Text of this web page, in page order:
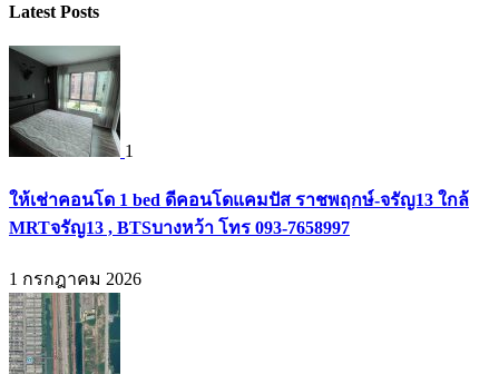
Latest Posts
1
ให้เช่าคอนโด 1 bed ดีคอนโดแคมปัส ราชพฤกษ์-จรัญ13 ใกล้
MRTจรัญ13 , BTSบางหว้า โทร 093-7658997
1 กรกฎาคม 2026